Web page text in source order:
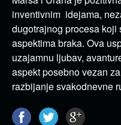
inventivnim idejama,
dugotrajnog procesa
aspektima braka. Ova
uzajamnu ljubav,
aspekt posebno vezan
razbijanje svakodnevne